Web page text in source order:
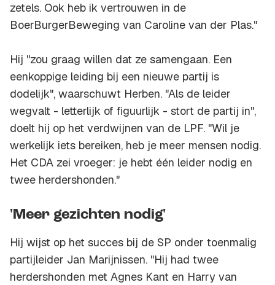
zetels. Ook heb ik vertrouwen in de
BoerBurgerBeweging van Caroline van der Plas."
Hij "zou graag willen dat ze samengaan. Een
eenkoppige leiding bij een nieuwe partij is
dodelijk", waarschuwt Herben. "Als de leider
wegvalt - letterlijk of figuurlijk - stort de partij in",
doelt hij op het verdwijnen van de LPF. "Wil je
werkelijk iets bereiken, heb je meer mensen nodig.
Het CDA zei vroeger: je hebt één leider nodig en
twee herdershonden."
'Meer gezichten nodig'
Hij wijst op het succes bij de SP onder toenmalig
partijleider Jan Marijnissen. "Hij had twee
herdershonden met Agnes Kant en Harry van